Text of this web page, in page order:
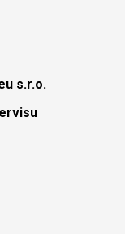
s.r.o.